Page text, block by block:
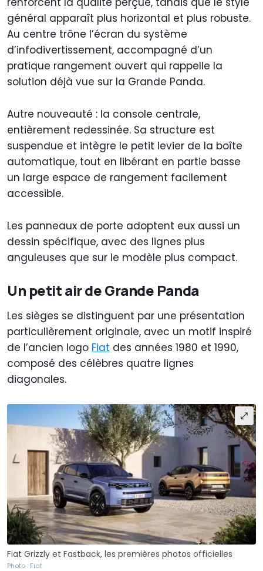
général apparaît plus horizontal et plus robuste.
Au centre trône l’écran du système
d’infodivertissement, accompagné d’un
pratique rangement ouvert qui rappelle la
solution déjà vue sur la Grande Panda.
Autre nouveauté : la console centrale,
entièrement redessinée. Sa structure est
suspendue et intègre le petit levier de la boîte
automatique, tout en libérant en partie basse
un large espace de rangement facilement
accessible.
Les panneaux de porte adoptent eux aussi un
dessin spécifique, avec des lignes plus
anguleuses que sur le modèle plus compact.
Un petit air de Grande Panda
Les sièges se distinguent par une présentation
particulièrement originale, avec un motif inspiré
de l’ancien logo Fiat des années 1980 et 1990,
composé des célèbres quatre lignes
diagonales.
Fiat Grizzly et Fastback, les premières photos officielles
Photo : Fiat